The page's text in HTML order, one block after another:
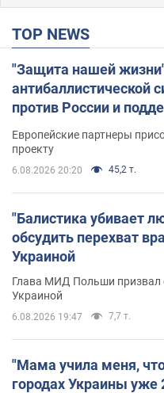
TOP NEWS
"Защита нашей
антибаллистической
против России и
Европейские партнеры
проекту
6.08.2026 20:20 45,2 т.
"Балистика убивает
обсудить перехват
Украиной
Глава МИД Польши призвал
Украиной
6.08.2026 19:47 7,7 т.
"Мама учила меня,
городах Украины уже